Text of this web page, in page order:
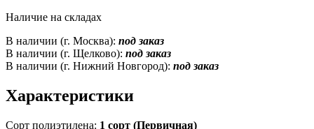
Наличие на складах
В наличии (г. Москва): под заказ
В наличии (г. Щелково): под заказ
В наличии (г. Нижний Новгород): под заказ
Характеристики
Сорт полиэтилена: 1 сорт (Первичная)